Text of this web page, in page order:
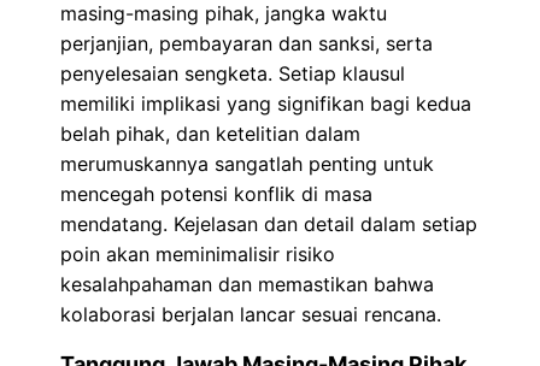
masing-masing pihak, jangka waktu
perjanjian, pembayaran dan sanksi, serta
penyelesaian sengketa. Setiap klausul
memiliki implikasi yang signifikan bagi kedua
belah pihak, dan ketelitian dalam
merumuskannya sangatlah penting untuk
mencegah potensi konflik di masa
mendatang. Kejelasan dan detail dalam setiap
poin akan meminimalisir risiko
kesalahpahaman dan memastikan bahwa
kolaborasi berjalan lancar sesuai rencana.